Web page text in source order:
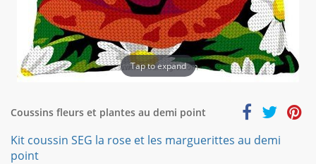
Tap to expand
Coussins fleurs et plantes au demi point
Kit coussin SEG la rose et les marguerittes au demi
point